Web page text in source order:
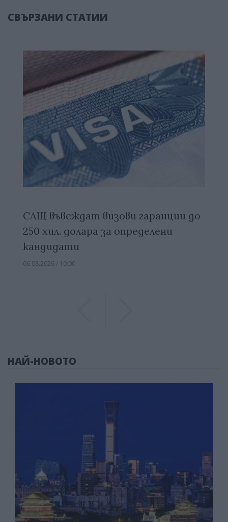
СВЪРЗАНИ СТАТИИ
САЩ въвеждат визови гаранции до
250 хил. долара за определени
кандидати
06.08.2026 / 10:00
НАЙ-НОВОТО